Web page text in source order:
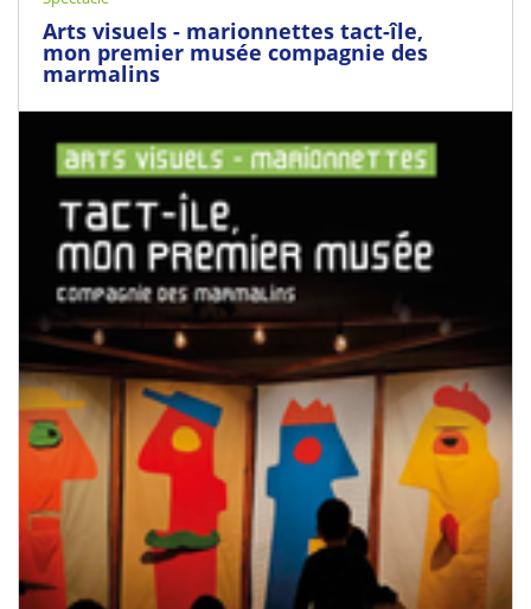
Arts visuels - marionnettes tact-île,
mon premier musée compagnie des
marmalins